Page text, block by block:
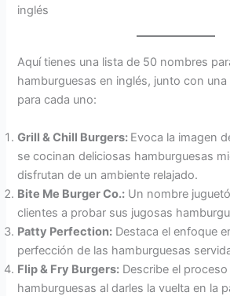
inglés
Aquí tienes una lista de 50 nombres
hamburguesas en inglés, junto con
para cada uno:
Grill & Chill Burgers: Evoca la imagen
se cocinan deliciosas hamburguesas
disfrutan de un ambiente relajado.
Bite Me Burger Co.: Un nombre
clientes a probar sus jugosas
Patty Perfection: Destaca el enfoque
perfección de las hamburguesas
Flip & Fry Burgers: Describe el
hamburguesas al darles la vuelta en la